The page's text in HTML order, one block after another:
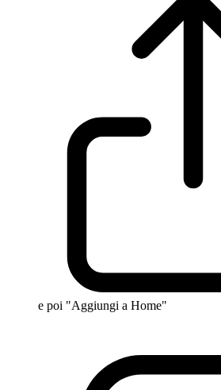
e poi "Aggiungi a Home"